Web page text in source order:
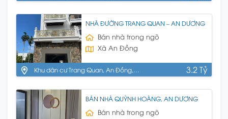
NHÀ ĐƯỜNG TRANG QUAN – AN DƯƠNG
Bán nhà trong ngõ
Xã An Đồng
Khu dân cư Trang Quan, An Đồng,
3.2 Tỷ
BÁN NHÀ QUỲNH HOÀNG, AN DƯƠNG
Bán nhà trong ngõ